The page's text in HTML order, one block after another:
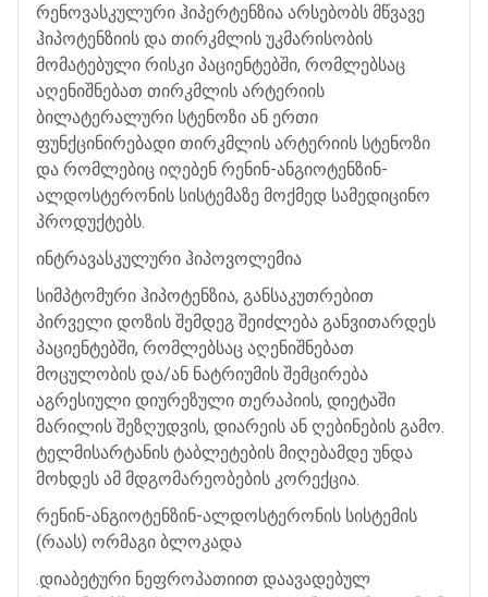
რენოვასკულური ჰიპერტენზია არსებობს მწვავე
ჰიპოტენზიის და თირკმლის უკმარისობის
მომატებული რისკი პაციენტებში, რომლებსაც
აღენიშნებათ თირკმლის არტერიის
ბილატერალური სტენოზი ან ერთი
ფუნქცინირებადი თირკმლის არტერიის სტენოზი
და რომლებიც იღებენ რენინ-ანგიოტენზინ-
ალდოსტერონის სისტემაზე მოქმედ სამედიცინო
პროდუქტებს.
ინტრავასკულური ჰიპოვოლემია
სიმპტომური ჰიპოტენზია, განსაკუთრებით
პირველი დოზის შემდეგ შეიძლება განვითარდეს
პაციენტებში, რომლებსაც აღენიშნებათ
მოცულობის და/ან ნატრიუმის შემცირება
აგრესიული დიურეზული თერაპიის, დიეტაში
მარილის შეზღუდვის, დიარეის ან ღებინების გამო.
ტელმისარტანის ტაბლეტების მიღებამდე უნდა
მოხდეს ამ მდგომარეობების კორექცია.
რენინ-ანგიოტენზინ-ალდოსტერონის სისტემის
(რაას) ორმაგი ბლოკადა
.დიაბეტური ნეფროპათიით დაავადებულ